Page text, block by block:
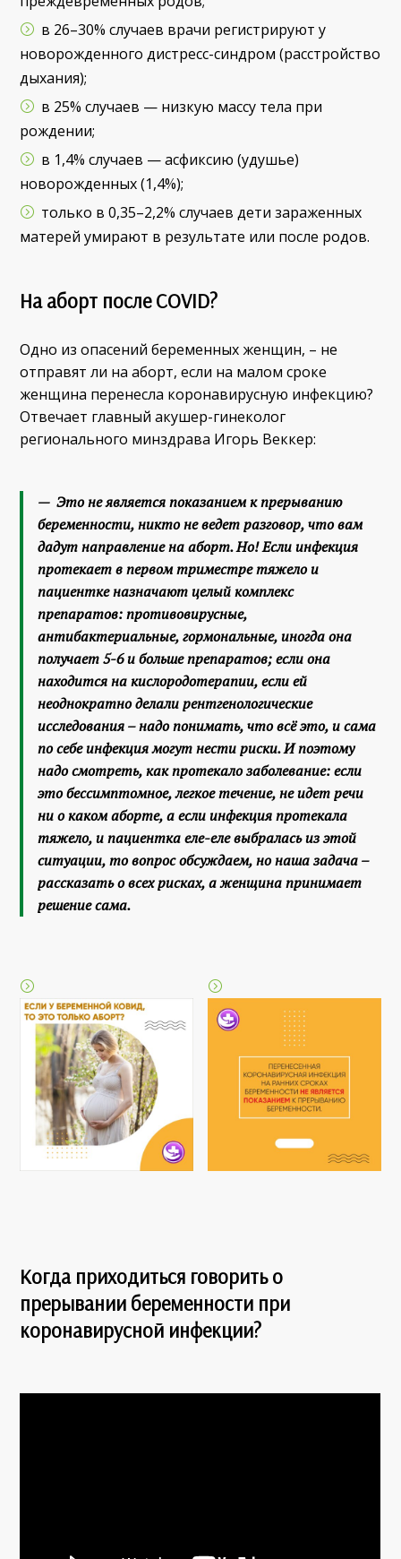
в 26–30% случаев врачи регистрируют у
новорожденного дистресс-синдром (расстройство
дыхания);
в 25% случаев — низкую массу тела при
рождении;
в 1,4% случаев — асфиксию (удушье)
новорожденных (1,4%);
только в 0,35–2,2% случаев дети зараженных
матерей умирают в результате или после родов.
На аборт послеCOVID?
Одно из опасений беременных женщин, – не
отправят ли на аборт, если на малом сроке
женщина перенесла коронавирусную инфекцию?
Отвечает главный акушер-гинеколог
регионального минздрава Игорь Веккер:
— Это не является показанием к прерыванию
беременности, никто не ведет разговор, что вам
дадут направление на аборт. Но! Если инфекция
протекает в первом триместре тяжело и
пациентке назначают целый комплекс
препаратов: противовирусные,
антибактериальные, гормональные, иногда она
получает 5-6 и больше препаратов; если она
находится на кислородотерапии, если ей
неоднократно делали рентгенологические
исследования – надо понимать, что всё это, и сама
по себе инфекция могут нести риски. И поэтому
надо смотреть, как протекало заболевание: если
это бессимптомное, легкое течение, не идет речи
ни о каком аборте, а если инфекция протекала
тяжело, и пациентка еле-еле выбралась из этой
ситуации, то вопрос обсуждаем, но наша задача –
рассказать о всех рисках, а женщина принимает
решение сама.
Когда приходиться говорить о
прерывании беременности при
коронавирусной инфекции?